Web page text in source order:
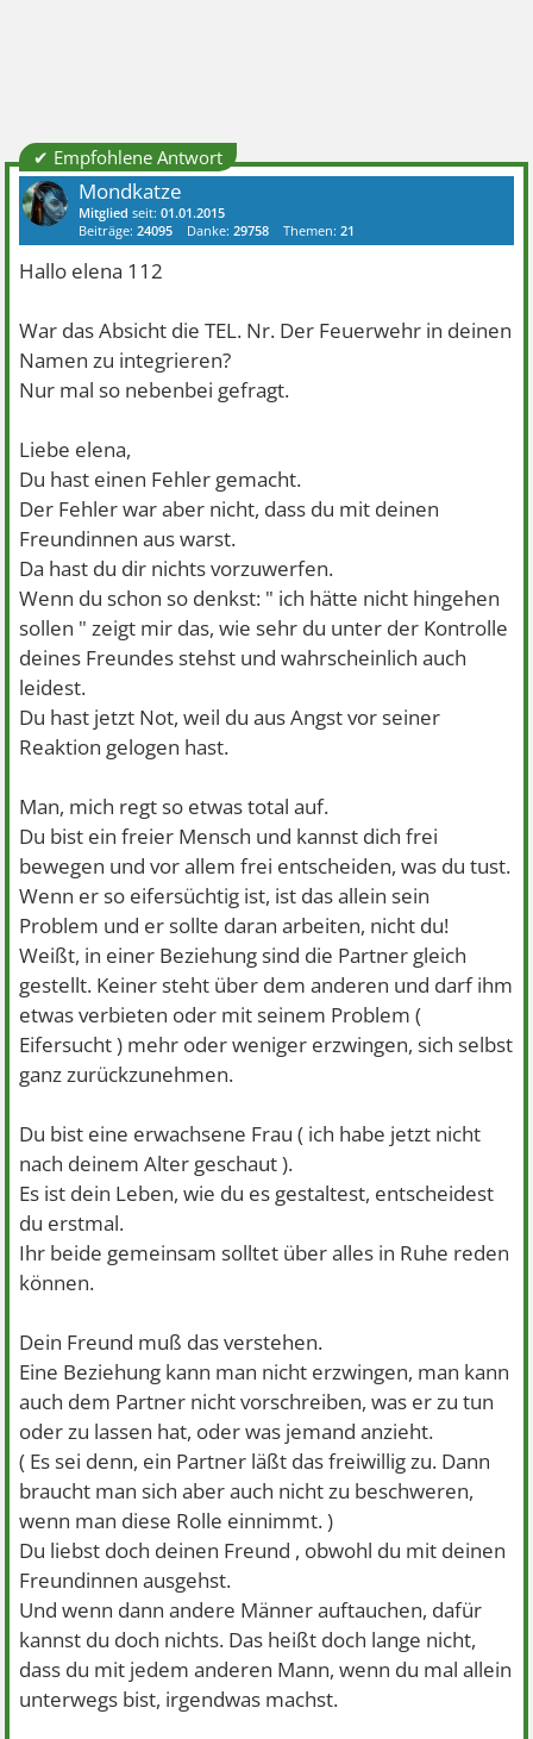
✔ Empfohlene Antwort
Mondkatze
Mitglied seit:01.01.2015
Beiträge:24095 Danke:29758 Themen:21
Hallo elena 112
War das Absicht die TEL. Nr. Der Feuerwehr in deinen
Namen zu integrieren?
Nur mal so nebenbei gefragt.
Liebe elena,
Du hast einen Fehler gemacht.
Der Fehler war aber nicht, dass du mit deinen
Freundinnen aus warst.
Da hast du dir nichts vorzuwerfen.
Wenn du schon so denkst: " ich hätte nicht hingehen
sollen " zeigt mir das, wie sehr du unter der Kontrolle
deines Freundes stehst und wahrscheinlich auch
leidest.
Du hast jetzt Not, weil du aus Angst vor seiner
Reaktion gelogen hast.
Man, mich regt so etwas total auf.
Du bist ein freier Mensch und kannst dich frei
bewegen und vor allem frei entscheiden, was du tust.
Wenn er so eifersüchtig ist, ist das allein sein
Problem und er sollte daran arbeiten, nicht du!
Weißt, in einer Beziehung sind die Partner gleich
gestellt. Keiner steht über dem anderen und darf ihm
etwas verbieten oder mit seinem Problem (
Eifersucht ) mehr oder weniger erzwingen, sich selbst
ganz zurückzunehmen.
Du bist eine erwachsene Frau ( ich habe jetzt nicht
nach deinem Alter geschaut ).
Es ist dein Leben, wie du es gestaltest, entscheidest
du erstmal.
Ihr beide gemeinsam solltet über alles in Ruhe reden
können.
Dein Freund muß das verstehen.
Eine Beziehung kann man nicht erzwingen, man kann
auch dem Partner nicht vorschreiben, was er zu tun
oder zu lassen hat, oder was jemand anzieht.
( Es sei denn, ein Partner läßt das freiwillig zu. Dann
braucht man sich aber auch nicht zu beschweren,
wenn man diese Rolle einnimmt. )
Du liebst doch deinen Freund , obwohl du mit deinen
Freundinnen ausgehst.
Und wenn dann andere Männer auftauchen, dafür
kannst du doch nichts. Das heißt doch lange nicht,
dass du mit jedem anderen Mann, wenn du mal allein
unterwegs bist, irgendwas machst.